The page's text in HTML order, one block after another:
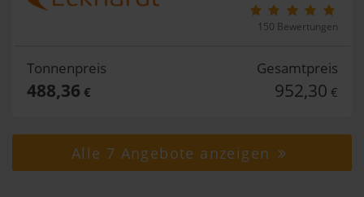
150 Bewertungen
Tonnenpreis
488,36 €
Gesamtpreis
952,30 €
Alle 7 Angebote anzeigen